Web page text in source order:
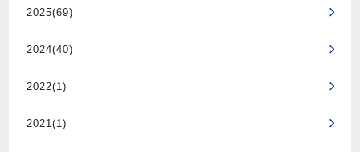
2025(69)
2024(40)
2022(1)
2021(1)